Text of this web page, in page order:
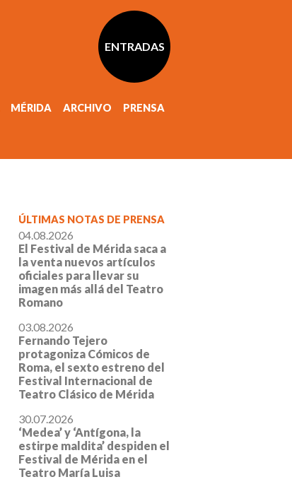
ENTRADAS
MÉRIDA ARCHIVO PRENSA
ÚLTIMAS NOTAS DE PRENSA
04.08.2026
El Festival de Mérida saca a
la venta nuevos artículos
oficiales para llevar su
imagen más allá del Teatro
Romano
03.08.2026
Fernando Tejero
protagoniza Cómicos de
Roma, el sexto estreno del
Festival Internacional de
Teatro Clásico de Mérida
30.07.2026
‘Medea’ y ‘Antígona, la
estirpe maldita’ despiden el
Festival de Mérida en el
Teatro María Luisa